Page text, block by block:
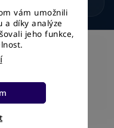
vám umožnili
a díky analýze
jeho funkce,
práva vyhrazena.